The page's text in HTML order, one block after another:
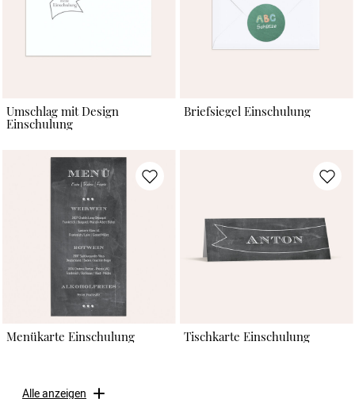
Umschlag mit Design
Einschulung
Briefsiegel Einschulung
Menükarte Einschulung Tischkarte Einschulung
Alle anzeigen